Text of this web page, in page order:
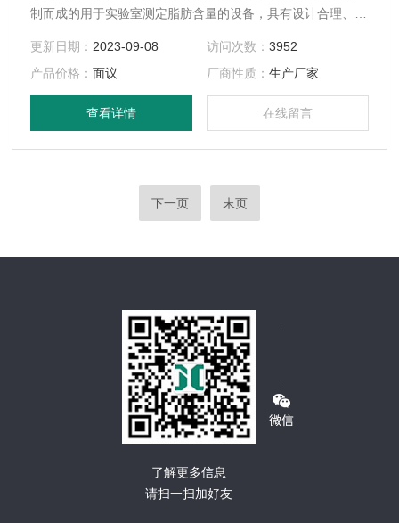
制而成的用于实验室测定脂肪含量的设备，具有设计合理、性
（GB5512-85）标准。该仪器是食品、油脂、饲料、土壤等
行业进行索氏提取的较为理想设备。
更新日期： 2023-09-08 访问次数： 3952
产品价格：面议 厂商性质： 生产厂家
查看详情 在线留言
下一页 末页
了解更多信息
请扫一扫加好友